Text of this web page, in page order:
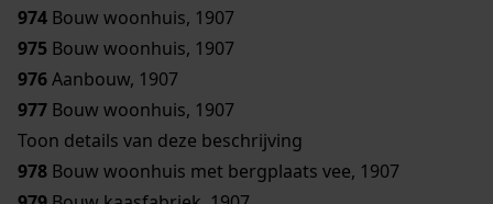
974 Bouw woonhuis, 1907
975 Bouw woonhuis, 1907
976Aanbouw, 1907
977 Bouw woonhuis, 1907
Toon details van deze beschrijving
978 Bouw woonhuis met bergplaats vee, 1907